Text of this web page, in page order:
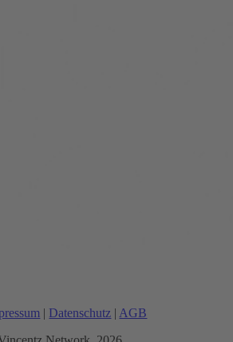
| Datenschutz | AGB